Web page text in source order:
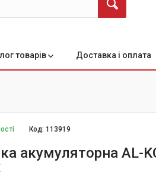
товарів Доставка і оплата
Код:113919
акумуляторна AL-